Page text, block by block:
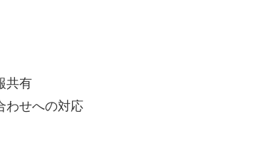
共有
わせへの対応